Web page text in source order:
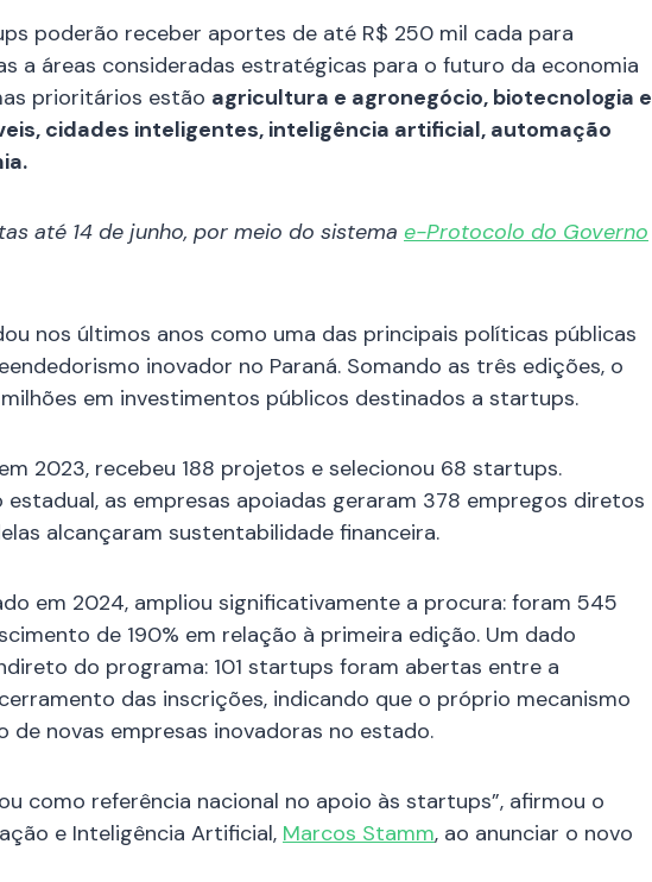
poderão receber aportes de até R$ 250 mil cada para
a áreas consideradas estratégicas para o futuro da economia
prioritários estão agricultura e agronegócio, biotecnologia e
cidades inteligentes, inteligência artificial, automação
até 14 de junho, por meio do sistema e-Protocolo do Governo
nos últimos anos como uma das principais políticas públicas
inovador no Paraná. Somando as três edições, o
em investimentos públicos destinados a startups.
2023, recebeu 188 projetos e selecionou 68 startups.
as empresas apoiadas geraram 378 empregos diretos
alcançaram sustentabilidade financeira.
em 2024, ampliou significativamente a procura: foram 545
de 190% em relação à primeira edição. Um dado
do programa: 101 startups foram abertas entre a
das inscrições, indicando que o próprio mecanismo
de novas empresas inovadoras no estado.
como referência nacional no apoio às startups”, afirmou o
e Inteligência Artificial, Marcos Stamm, ao anunciar o novo